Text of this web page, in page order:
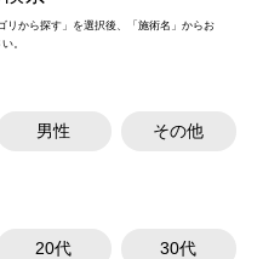
リから探す」を選択後、「施術名」からお
。
男性 その他
20代 30代